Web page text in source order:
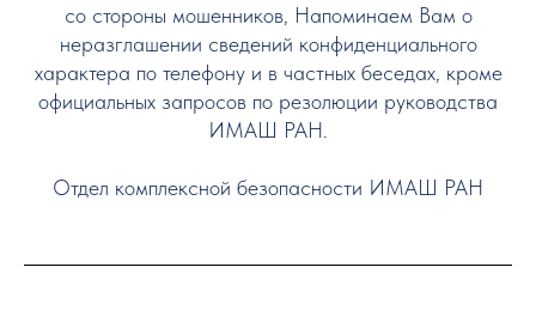
со стороны мошенников, Напоминаем Вам о
неразглашении сведений конфиденциального
характера по телефону и в частных беседах, кроме
официальных запросов по резолюции руководства
ИМАШ РАН.
Отдел комплексной безопасности ИМАШ РАН